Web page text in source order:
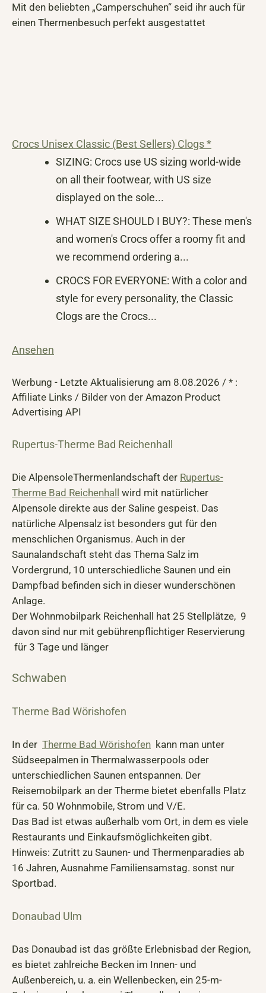
Mit den beliebten „Camperschuhen“ seid ihr auch für
einen Thermenbesuch perfekt ausgestattet
Crocs Unisex Classic (Best Sellers) Clogs *
SIZING: Crocs use US sizing world-wide
on all their footwear, with US size
displayed on the sole...
WHAT SIZE SHOULD I BUY?: These men's
and women's Crocs offer a roomy fit and
we recommend ordering a...
CROCS FOR EVERYONE: With a color and
style for every personality, the Classic
Clogs are the Crocs...
Ansehen
Werbung - Letzte Aktualisierung am 8.08.2026 / * :
Affiliate Links / Bilder von der Amazon Product
Advertising API
Rupertus-Therme Bad Reichenhall
Die AlpensoleThermenlandschaft der Rupertus-
Therme Bad Reichenhall wird mit natürlicher
Alpensole direkte aus der Saline gespeist. Das
natürliche Alpensalz ist besonders gut für den
menschlichen Organismus. Auch in der
Saunalandschaft steht das Thema Salz im
Vordergrund, 10 unterschiedliche Saunen und ein
Dampfbad befinden sich in dieser wunderschönen
Anlage.
Der Wohnmobilpark Reichenhall hat 25 Stellplätze, 9
davon sind nur mit gebührenpflichtiger Reservierung
für 3 Tage und länger
Schwaben
Therme Bad Wörishofen
In der Therme Bad Wörishofen kann man unter
Südseepalmen in Thermalwasserpools oder
unterschiedlichen Saunen entspannen. Der
Reisemobilpark an der Therme bietet ebenfalls Platz
für ca. 50 Wohnmobile, Strom und V/E.
Das Bad ist etwas außerhalb vom Ort, in dem es viele
Restaurants und Einkaufsmöglichkeiten gibt.
Hinweis: Zutritt zu Saunen- und Thermenparadies ab
16 Jahren, Ausnahme Familiensamstag. sonst nur
Sportbad.
Donaubad Ulm
Das Donaubad ist das größte Erlebnisbad der Region,
es bietet zahlreiche Becken im Innen- und
Außenbereich, u. a. ein Wellenbecken, ein 25-m-